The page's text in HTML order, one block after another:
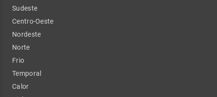
Sudeste
Centro-Oeste
Nordeste
Norte
Frio
Temporal
Calor